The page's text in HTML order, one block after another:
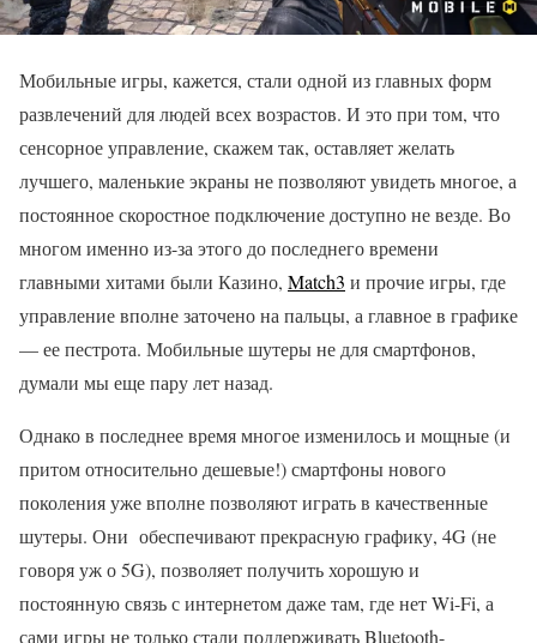
Мобильные игры, кажется, стали одной из главных форм
развлечений для людей всех возрастов. И это при том, что
сенсорное управление, скажем так, оставляет желать
лучшего, маленькие экраны не позволяют увидеть многое, а
постоянное скоростное подключение доступно не везде. Во
многом именно из-за этого до последнего времени
главными хитами были Казино, Match3 и прочие игры, где
управление вполне заточено на пальцы, а главное в графике
— ее пестрота. Мобильные шутеры не для смартфонов,
думали мы еще пару лет назад.
Однако в последнее время многое изменилось и мощные (и
притом относительно дешевые!) смартфоны нового
поколения уже вполне позволяют играть в качественные
шутеры. Они обеспечивают прекрасную графику, 4G (не
говоря уж о 5G), позволяет получить хорошую и
постоянную связь с интернетом даже там, где нет Wi-Fi, а
сами игры не только стали поддерживать Bluetooth-